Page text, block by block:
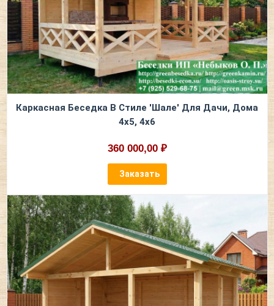
Каркасная Беседка В Стиле 'Шале' Для Дачи, Дома
4х5, 4х6
360 000,00 ₽
Заказать